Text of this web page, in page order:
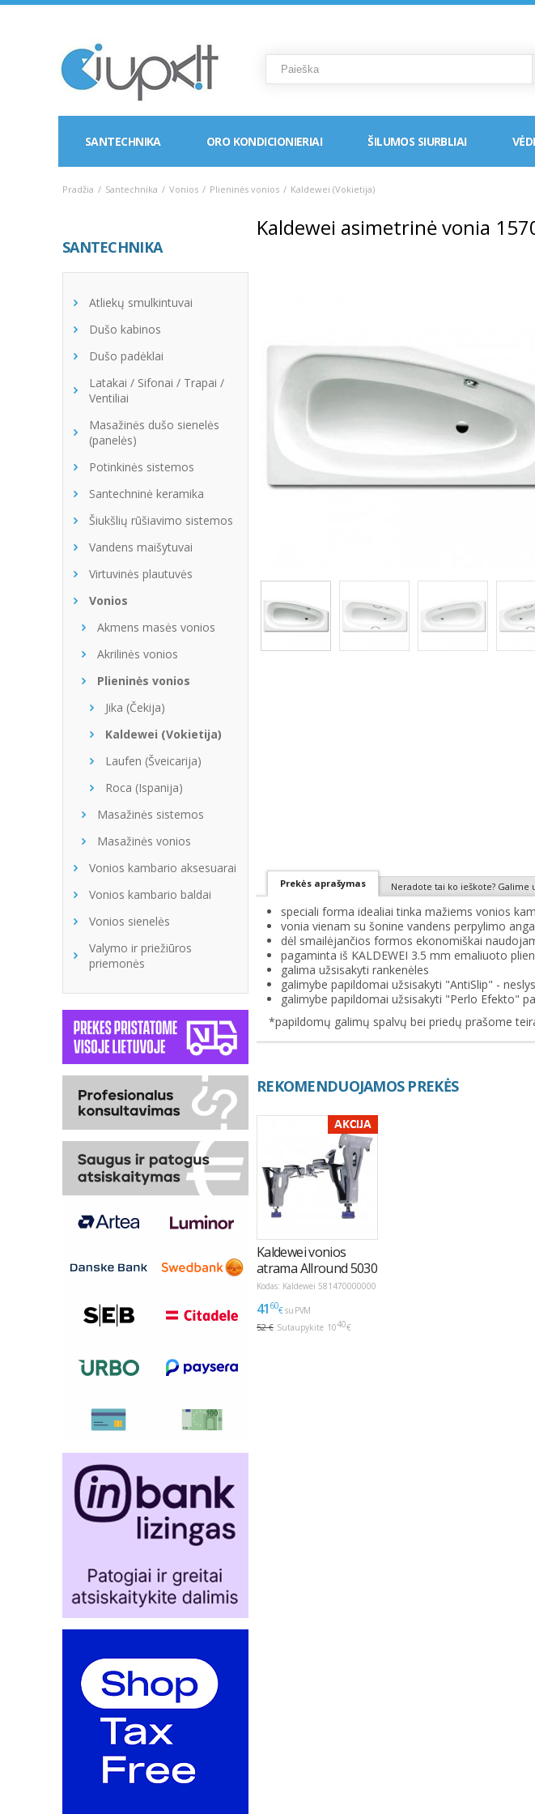
SANTECHNIKA ORO KONDICIONIERIAI ŠILUMOS SIURBLIAI
Pradžia / Santechnika / Vonios / Plieninės vonios / Kaldewei (Vokietija)
SANTECHNIKA
Atliekų smulkintuvai
Dušo kabinos
Dušo padėklai
Latakai / Sifonai / Trapai /
Ventiliai
Masažinės dušo sienelės
(panelės)
Potinkinės sistemos
Santechninė keramika
Šiukšlių rūšiavimo sistemos
Vandens maišytuvai
Virtuvinės plautuvės
Vonios
Akmens masės vonios
Akrilinės vonios
Plieninės vonios
Jika (Čekija)
Kaldewei (Vokietija)
Laufen (Šveicarija)
Roca (Ispanija)
Masažinės sistemos
Masažinės vonios
Vonios kambario aksesuarai
Vonios kambario baldai
Vonios sienelės
Valymo ir priežiūros
priemonės
Kaldewei asimetrinė vonia
Prekės aprašymas Neradote tai ko ieškote? Galime
speciali forma idealiai tinka mažiems vonios
vonia vienam su šonine vandens perpylimo anga
dėl smailėjančios formos ekonomiškai
pagaminta iš KALDEWEI 3.5 mm emaliuoto
galima užsisakyti rankenėles
galimybe papildomai užsisakyti "AntiSlip" -
galimybe papildomai užsisakyti "Perlo Efekto"
*papildomų galimų spalvų bei priedų prašome
REKOMENDUOJAMOS PREKĖS